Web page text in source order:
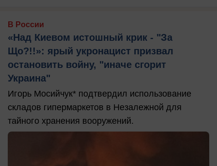
В России
«Над Киевом истошный крик - "За
Що?!!»: ярый укронацист призвал
остановить войну, "иначе сгорит
Украина"
Игорь Мосийчук* подтвердил использование
складов гипермаркетов в Незалежной для
тайного хранения вооружений.